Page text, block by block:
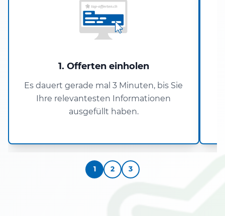
1. Offerten einholen
Es dauert gerade mal 3 Minuten, bis Sie
Ihre relevantesten Informationen
ausgefüllt haben.
1 2 3